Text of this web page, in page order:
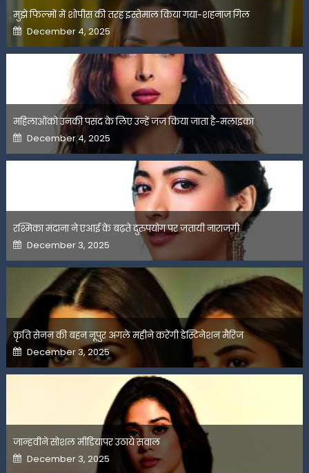
मुझे फिल्मों में शोपीस की तरह इस्तेमाल किया गया-शहनाज गिल
Posted
on
December 4, 2025
महिलाओंको उनकी पसंद के लिए उन्हें जज किया जाता है-मलाइका
Posted
on
December 4, 2025
रश्मिका मंदाना ने एआई के बढ़ते दुरुपयोग पर जतायी नाराजगी
Posted
on
December 3, 2025
कृति सेनन की बहन नूपुर अगले महीने करेंगी डेस्टिनेशन मैरिज
Posted
on
December 3, 2025
जान्हवीने सोशल मीडियापर उठाये सवाल
Posted
on
December 3, 2025